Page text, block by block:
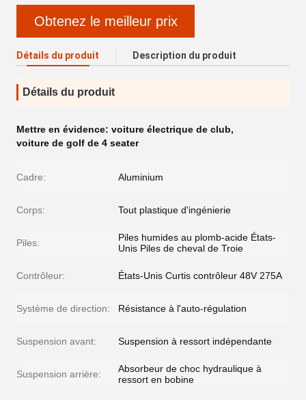
Obtenez le meilleur prix
Détails du produit Description du produit
Détails du produit
Mettre en évidence: voiture électrique de club,
voiture de golf de 4 seater
Cadre: Aluminium
Corps: Tout plastique d'ingénierie
Piles:
Piles humides au plomb-acide États-
Unis Piles de cheval de Troie
Contrôleur: États-Unis Curtis contrôleur 48V 275A
Système de direction: Résistance à l'auto-régulation
Suspension avant: Suspension à ressort indépendante
Suspension arrière:
Absorbeur de choc hydraulique à
ressort en bobine